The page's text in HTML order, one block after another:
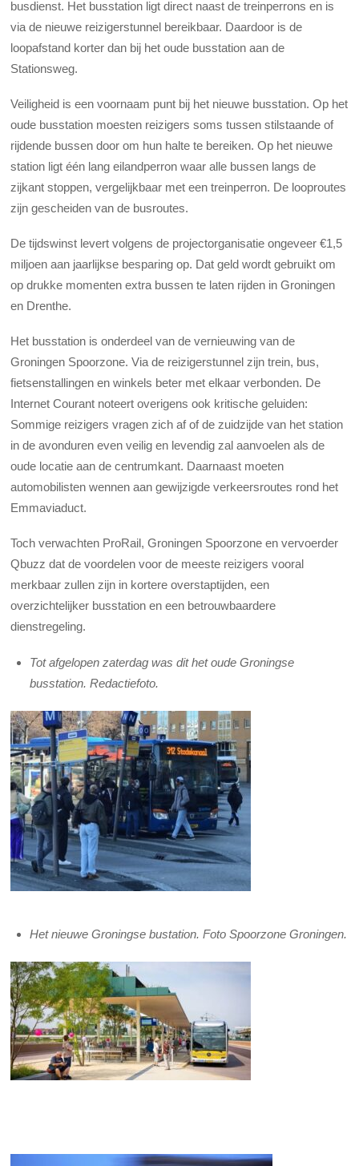
busdienst. Het busstation ligt direct naast de treinperrons en is
via de nieuwe reizigerstunnel bereikbaar. Daardoor is de
loopafstand korter dan bij het oude busstation aan de
Stationsweg.
Veiligheid is een voornaam punt bij het nieuwe busstation. Op het
oude busstation moesten reizigers soms tussen stilstaande of
rijdende bussen door om hun halte te bereiken. Op het nieuwe
station ligt één lang eilandperron waar alle bussen langs de
zijkant stoppen, vergelijkbaar met een treinperron. De looproutes
zijn gescheiden van de busroutes.
De tijdswinst levert volgens de projectorganisatie ongeveer €1,5
miljoen aan jaarlijkse besparing op. Dat geld wordt gebruikt om
op drukke momenten extra bussen te laten rijden in Groningen
en Drenthe.
Het busstation is onderdeel van de vernieuwing van de
Groningen Spoorzone. Via de reizigerstunnel zijn trein, bus,
fietsenstallingen en winkels beter met elkaar verbonden. De
Internet Courant noteert overigens ook kritische geluiden:
Sommige reizigers vragen zich af of de zuidzijde van het station
in de avonduren even veilig en levendig zal aanvoelen als de
oude locatie aan de centrumkant. Daarnaast moeten
automobilisten wennen aan gewijzigde verkeersroutes rond het
Emmaviaduct.
Toch verwachten ProRail, Groningen Spoorzone en vervoerder
Qbuzz dat de voordelen voor de meeste reizigers vooral
merkbaar zullen zijn in kortere overstaptijden, een
overzichtelijker busstation en een betrouwbaardere
dienstregeling.
Tot afgelopen zaterdag was dit het oude Groningse
busstation. Redactiefoto.
Het nieuwe Groningse bustation. Foto Spoorzone Groningen.